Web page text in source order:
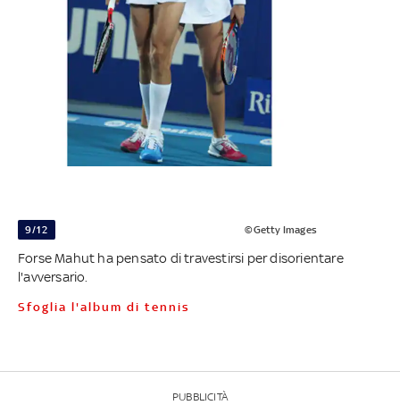
9/12 ©Getty Images
Forse Mahut ha pensato di travestirsi per disorientare
l'avversario.
Sfoglia l'album di tennis
PUBBLICITÀ